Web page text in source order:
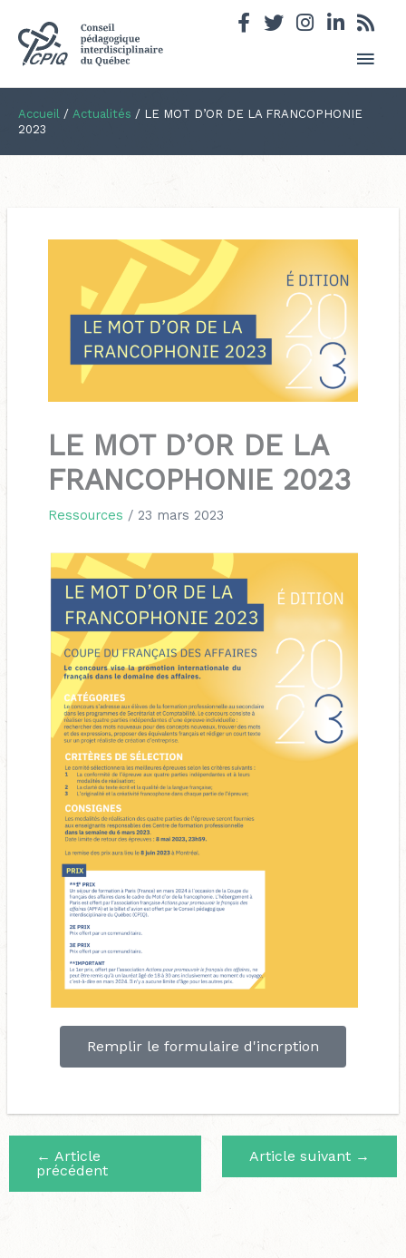
Accueil / Actualités / LE MOT D’OR DE LA FRANCOPHONIE
2023
LE MOT D’OR DE LA
FRANCOPHONIE 2023
Ressources / 23 mars 2023
Remplir le formulaire d'incrption
← Article
précédent
Article suivant →